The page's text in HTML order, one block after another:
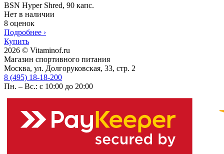
BSN Hyper Shred, 90 капс.
Нет в наличии
8 оценок
Подробнее ›
Купить
2026 © Vitaminof.ru
Магазин спортивного питания
Москва, ул. Долгоруковская, 33, стр. 2
8 (495) 18-18-200
Пн. – Вс.: с 10:00 до 20:00